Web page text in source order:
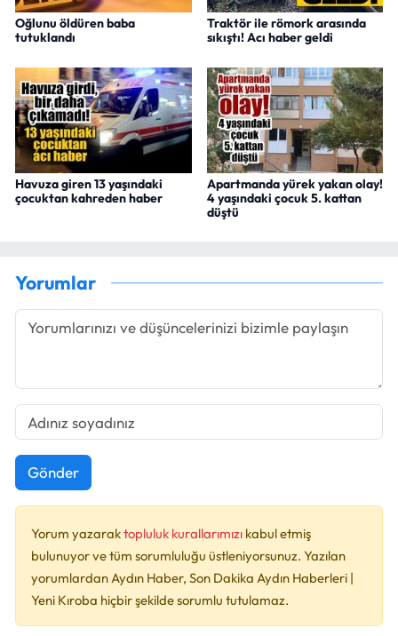
Oğlunu öldüren baba
tutuklandı
Traktör ile römork arasında
sıkıştı! Acı haber geldi
Havuza giren 13 yaşındaki
çocuktan kahreden haber
Apartmanda yürek yakan olay!
4 yaşındaki çocuk 5. kattan
düştü
Yorumlar
Gönder
Yorum yazaraktopluluk kurallarımızı kabul etmiş
bulunuyor ve tüm sorumluluğu üstleniyorsunuz. Yazılan
yorumlardan Aydın Haber, Son Dakika Aydın Haberleri |
Yeni Kıroba hiçbir şekilde sorumlu tutulamaz.